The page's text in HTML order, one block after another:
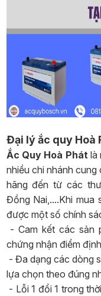
Đại lý ắc quy Hoà
Ắc Quy Hoà Phátlà
nhiều chi nhánh
hãng đến từ các
Đồng Nai,....Khi mua
được một số chính
- Cam kết các sản
chứng nhận điểm
- Đa dạng các dòng
lựa chọn theo đúng
- Lỗi 1 đổi 1 trong